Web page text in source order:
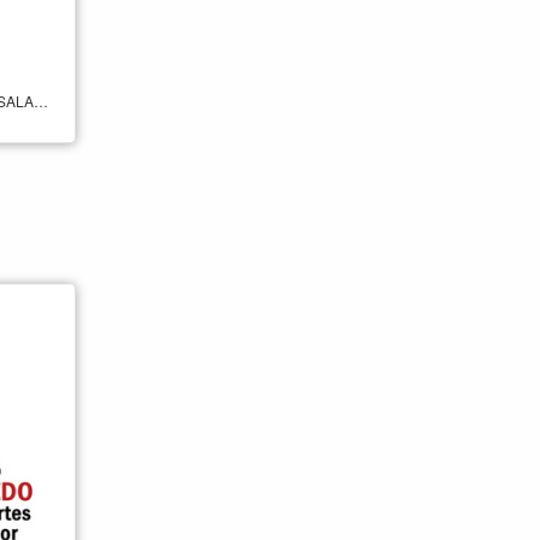
LA FÁBRICA DEL HUMOR ES UNA SALA DE EXPOSICIONES CON PROGRAMACIÓN ESTABLE ESPECIALIZADA EN HUMOR (VIÑETA, TIRA, CARICATURA, HISTORIETA, FOTOGRAFÍA, ETC.). ESTA SALA PERTENECE AL INSTITUTO QUEVEDO DE LAS ARTES DEL HUMOR (IQH) DE LA FUNDACIÓN GENERAL DE LA UNIVERSIDAD DE ALCALÁ (FGUA), QUE ES UN CENTRO DE ESTUDIO, DIFUSIÓN E INVESTIGACIÓN DEL HUMOR EN TODAS SUS FACETAS. HORARIO MARTES A SÁBADOS 11:00 A 14:00 17:00 A 20:00 DOMINGOS Y FESTIVOS 11:00 A 14:00 PRECIO A CONSULTAR CONTACTO +34 91 879 74 40 +34 91 879 74 41